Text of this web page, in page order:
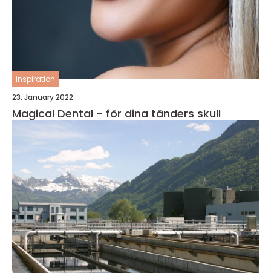
inspiration
23. January 2022
Magical Dental - för dina tänders skull